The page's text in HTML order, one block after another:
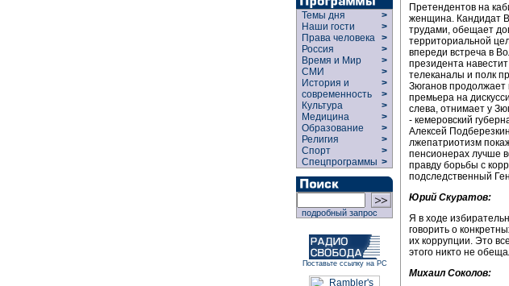
Темы дня
>
Наши гости
>
Права человека >
Россия
>
Время и Мир
>
СМИ
>
История и
современность
>
>
Культура
>
Медицина
>
Образование
>
Религия
>
Спорт
>
Спецпрограммы >
подробный запрос
Поставьте ссылку на РС
Претендентов на
женщина. Кандидат
трудами, обещает
территориальной
впереди встреча в
президента
телеканалы и полк
Зюганов продолжает
премьера на
слева, отнимает у
- кемеровский
Алексей
лжепатриотизм
пенсионерах лучше
правду борьбы с
подследственный
Юрий Скуратов:
Я в ходе
говорить о
их коррупции. Это
этого никто не
Михаил Соколов: